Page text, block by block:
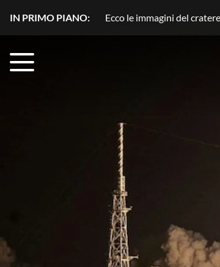
IN PRIMO PIANO: Plutone, azoto in